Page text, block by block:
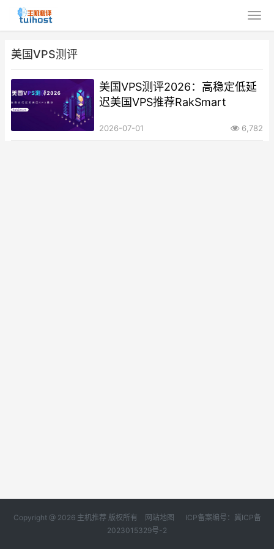
美国VPS测评
美国VPS测评2026：高稳定低延
迟美国VPS推荐RakSmart
2026-07-01 6,782
Copyright @ 2026 主机推荐 版权所有 网站地图
ICP备案编号：冀ICP备
2023015329号-2